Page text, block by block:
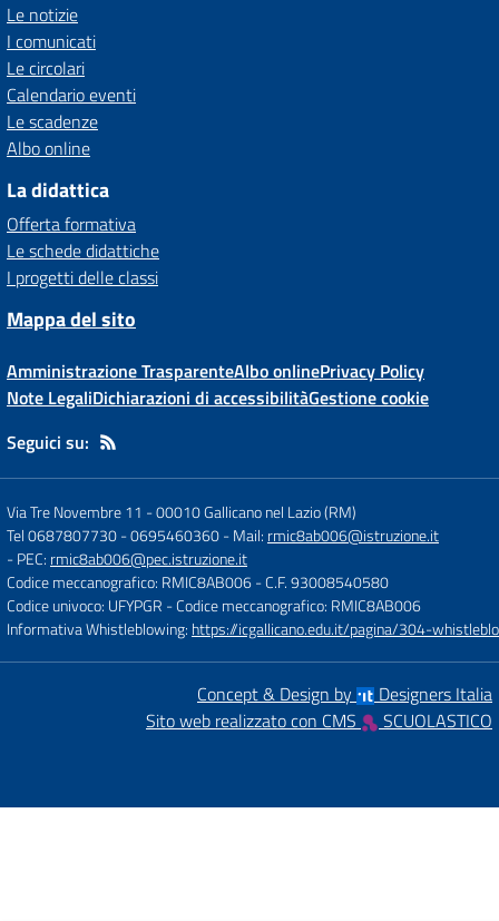
Le notizie
I comunicati
Le circolari
Calendario eventi
Le scadenze
Albo online
La didattica
Offerta formativa
Le schede didattiche
I progetti delle classi
Mappa del sito
Amministrazione TrasparenteAlbo onlinePrivacy Policy
Note LegaliDichiarazioni di accessibilitàGestione cookie
Seguici su:
Via Tre Novembre 11 -00010 Gallicano nel Lazio (RM)
Tel 0687807730 - 0695460360- Mail: rmic8ab006@istruzione.it
- PEC: rmic8ab006@pec.istruzione.it
Codice meccanografico: RMIC8AB006- C.F. 93008540580
Codice univoco: UFYPGR - Codice meccanografico: RMIC8AB006
Informativa Whistleblowing: https://icgallicano.edu.it/pagina/304-
Concept & Design by
Designers Italia
Sito web realizzato con CMS
SCUOLASTICO